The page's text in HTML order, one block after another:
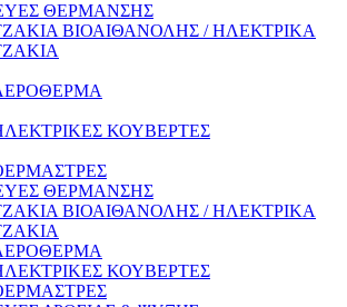
ΘΕΡΜΑΝΣΗΣ
ΒΙΟΑΙΘΑΝΟΛΗΣ / ΗΛΕΚΤΡΙΚΑ
ΚΟΥΒΕΡΤΕΣ
ΘΕΡΜΑΝΣΗΣ
ΒΙΟΑΙΘΑΝΟΛΗΣ / ΗΛΕΚΤΡΙΚΑ
ΚΟΥΒΕΡΤΕΣ